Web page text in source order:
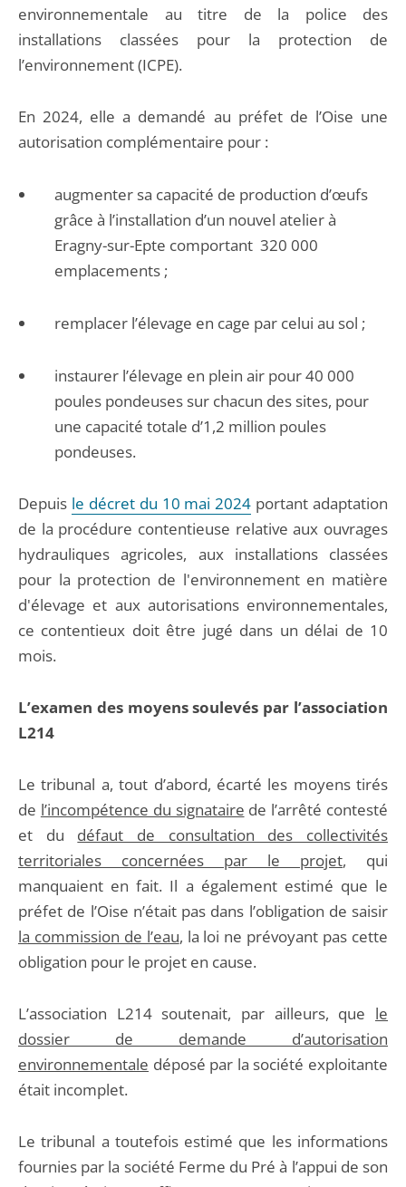
environnementale au titre de la police des
installations classées pour la protection de
l’environnement (ICPE).
En 2024, elle a demandé au préfet de l’Oise une
autorisation complémentaire pour :
augmenter sa capacité de production d’œufs
grâce à l’installation d’un nouvel atelier à
Eragny-sur-Epte comportant 320 000
emplacements ;
remplacer l’élevage en cage par celui au sol ;
instaurer l’élevage en plein air pour 40 000
poules pondeuses sur chacun des sites, pour
une capacité totale d’1,2 million poules
pondeuses.
Depuis le décret du 10 mai 2024 portant adaptation
de la procédure contentieuse relative aux ouvrages
hydrauliques agricoles, aux installations classées
pour la protection de l'environnement en matière
d'élevage et aux autorisations environnementales,
ce contentieux doit être jugé dans un délai de 10
mois.
L’examen des moyens soulevés par l’association
L214
Le tribunal a, tout d’abord, écarté les moyens tirés
de l’incompétence du signataire de l’arrêté contesté
et du défaut de consultation des collectivités
territoriales concernées par le projet, qui
manquaient en fait. Il a également estimé que le
préfet de l’Oise n’était pas dans l’obligation de saisir
la commission de l’eau, la loi ne prévoyant pas cette
obligation pour le projet en cause.
L’association L214 soutenait, par ailleurs, que le
dossier de demande d’autorisation
environnementale déposé par la société exploitante
était incomplet.
Le tribunal a toutefois estimé que les informations
fournies par la société Ferme du Pré à l’appui de son